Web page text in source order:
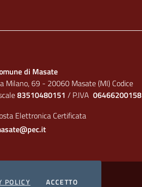
POLICY ACCETTOI COOKIES
di Masate
Milano, 69 - 20060 Masate (MI) Codice
83510480151 / P.IVA 06466200158
Elettronica Certificata